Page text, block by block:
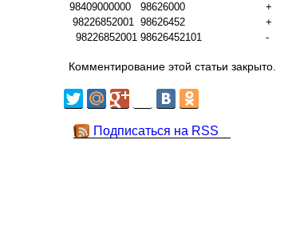
98409000000
98626000 +
98226852001 98626452 +
98226852001 98626452101 -
Комментирование этой статьи закрыто.
Подписаться на RSS